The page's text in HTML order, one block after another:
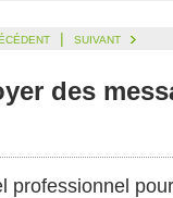
| SUIVANT
des
professionnel